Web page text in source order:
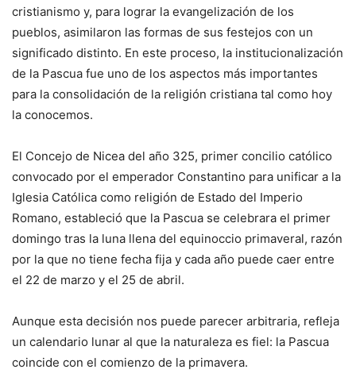
cristianismo y, para lograr la evangelización de los
pueblos, asimilaron las formas de sus festejos con un
significado distinto. En este proceso, la institucionalización
de la Pascua fue uno de los aspectos más importantes
para la consolidación de la religión cristiana tal como hoy
la conocemos.
El Concejo de Nicea del año 325, primer concilio católico
convocado por el emperador Constantino para unificar a la
Iglesia Católica como religión de Estado del Imperio
Romano, estableció que la Pascua se celebrara el primer
domingo tras la luna llena del equinoccio primaveral, razón
por la que no tiene fecha fija y cada año puede caer entre
el 22 de marzo y el 25 de abril.
Aunque esta decisión nos puede parecer arbitraria, refleja
un calendario lunar al que la naturaleza es fiel: la Pascua
coincide con el comienzo de la primavera.